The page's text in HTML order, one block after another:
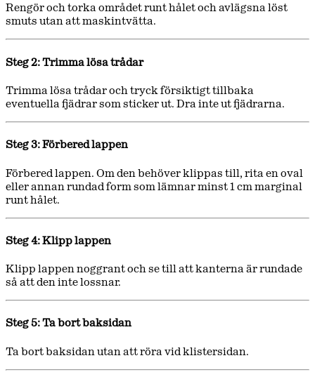
Rengör och torka området runt hålet och avlägsna löst
smuts utan att maskintvätta.
Steg 2: Trimma lösa trådar
Trimma lösa trådar och tryck försiktigt tillbaka
eventuella fjädrar som sticker ut. Dra inte ut fjädrarna.
Steg 3: Förbered lappen
Förbered lappen. Om den behöver klippas till, rita en oval
eller annan rundad form som lämnar minst 1 cm marginal
runt hålet.
Steg 4: Klipp lappen
Klipp lappen noggrant och se till att kanterna är rundade
så att den inte lossnar.
Steg 5: Ta bort baksidan
Ta bort baksidan utan att röra vid klistersidan.